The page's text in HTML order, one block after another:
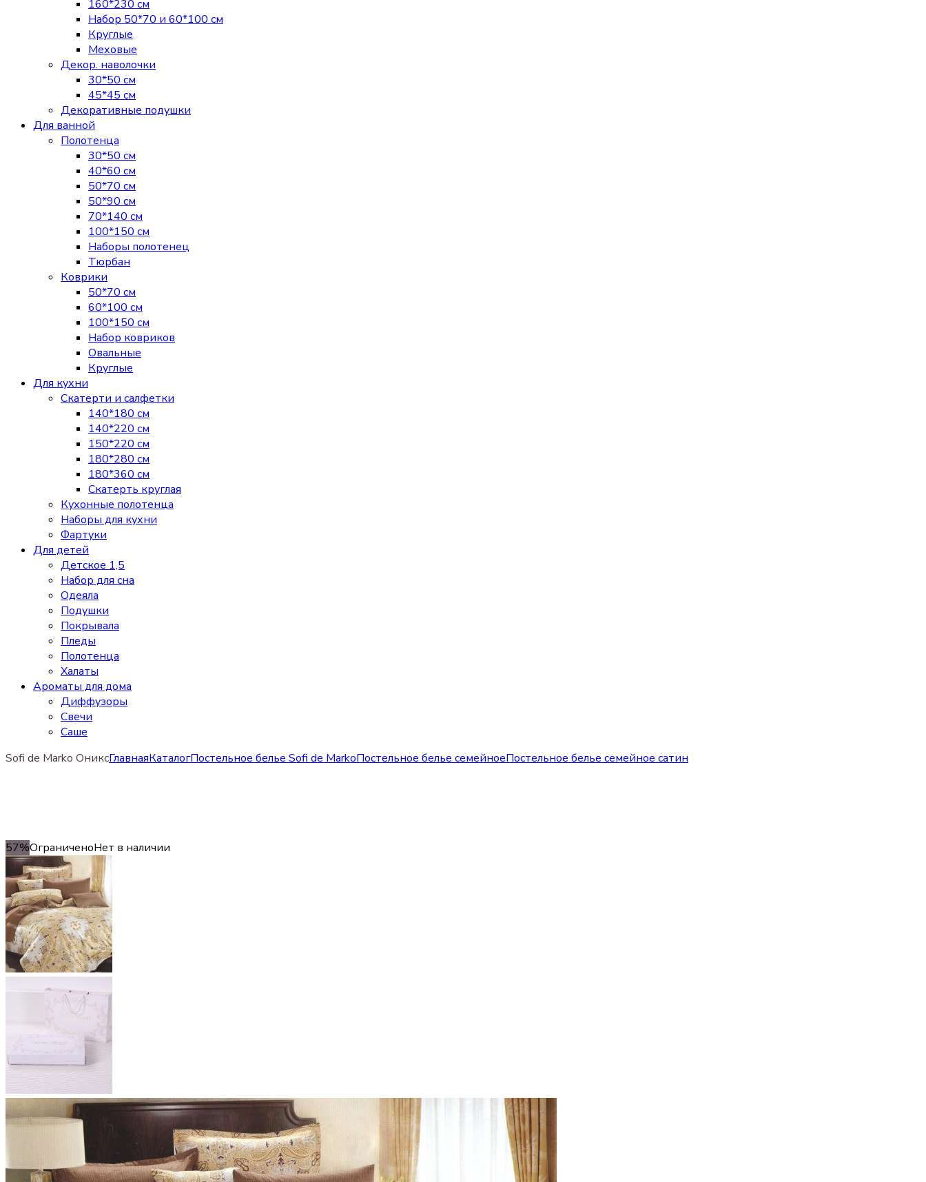
160*230 см
Набор 50*70 и 60*100 см
Круглые
Меховые
Декор. наволочки
30*50 см
45*45 см
Декоративные подушки
Для ванной
Полотенца
30*50 см
40*60 см
50*70 см
50*90 см
70*140 см
100*150 см
Наборы полотенец
Тюрбан
Коврики
50*70 см
60*100 см
100*150 см
Набор ковриков
Овальные
Круглые
Для кухни
Скатерти и салфетки
140*180 см
140*220 см
150*220 см
180*280 см
180*360 см
Скатерть круглая
Кухонные полотенца
Наборы для кухни
Фартуки
Для детей
Детское 1,5
Набор для сна
Одеяла
Подушки
Покрывала
Пледы
Полотенца
Халаты
Ароматы для дома
Диффузоры
Свечи
Cаше
Sofi de Marko ОниксГлавнаяКаталогПостельное белье Sofi de MarkoПостельное белье семейноеПостельное белье семейное сатин
57%ОграниченоНет в наличии